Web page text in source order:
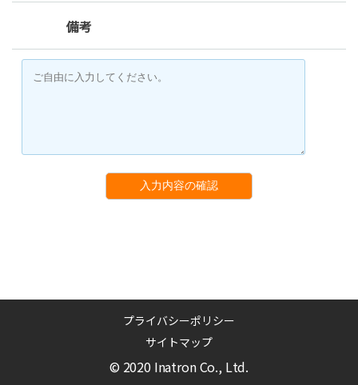
備考
入力内容の確認
プライバシーポリシー
サイトマップ
© 2020 Inatron Co., Ltd.